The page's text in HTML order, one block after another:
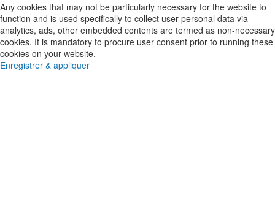
Any cookies that may not be particularly necessary for the website to
function and is used specifically to collect user personal data via
analytics, ads, other embedded contents are termed as non-necessary
cookies. It is mandatory to procure user consent prior to running these
cookies on your website.
Enregistrer & appliquer